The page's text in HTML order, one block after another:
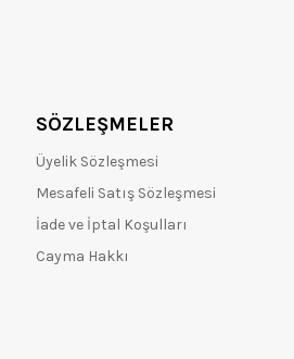
SÖZLEŞMELER
Üyelik Sözleşmesi
Mesafeli Satış Sözleşmesi
İade ve İptal Koşulları
Cayma Hakkı